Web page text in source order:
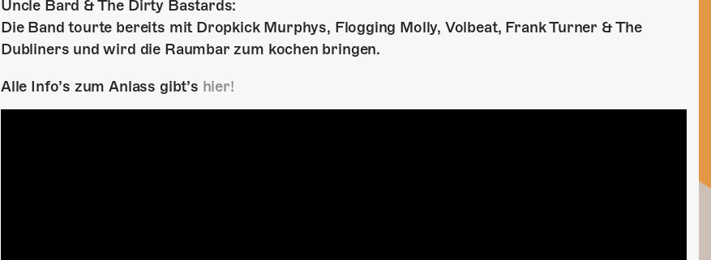
Uncle Bard & The Dirty Bastards:
Die Band tourte bereits mit Dropkick Murphys, Flogging Molly, Volbeat, Frank Turner & The
Dubliners und wird die Raumbar zum kochen bringen.
Alle Info’s zum Anlass gibt’s hier!